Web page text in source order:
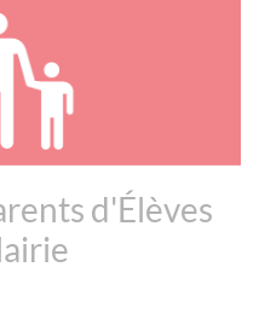
d'Élèves